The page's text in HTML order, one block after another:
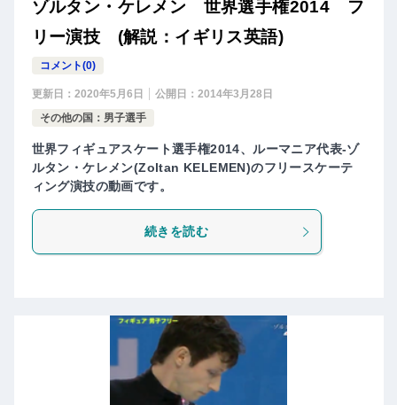
ゾルタン・ケレメン 世界選手権2014 フ
リー演技 (解説：イギリス英語)
コメント(0)
更新日： 2020年5月6日 公開日： 2014年3月28日
その他の国：男子選手
世界フィギュアスケート選手権2014、ルーマニア代表-ゾ
ルタン・ケレメン(Zoltan KELEMEN)のフリースケーテ
ィング演技の動画です。
続きを読む